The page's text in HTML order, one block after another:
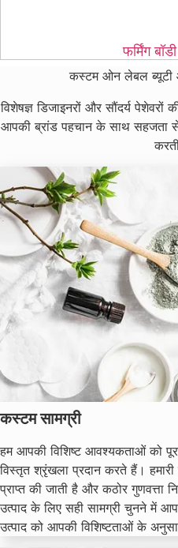
फर्मिंग
कस्टम ओन लेबल ब्यूटी
विशेषज्ञ डिजाइनरों और सौंदर्य
आपकी ब्रांड पहचान के साथ
कस्टम सामग्री
हम आपकी विशिष्ट आवश्यकताओं को
विस्तृत श्रृंखला प्रदान करते हैं। हमारी
प्राप्त की जाती है और कठोर
उत्पाद के लिए सही सामग्री चुनने
उत्पाद को आपकी विशिष्टताओं के